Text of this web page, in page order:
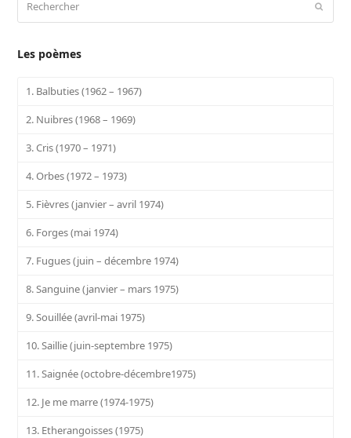
Les poèmes
1. Balbuties (1962 – 1967)
2. Nuibres (1968 – 1969)
3. Cris (1970 – 1971)
4. Orbes (1972 – 1973)
5. Fièvres (janvier – avril 1974)
6. Forges (mai 1974)
7. Fugues (juin – décembre 1974)
8. Sanguine (janvier – mars 1975)
9. Souillée (avril-mai 1975)
10. Saillie (juin-septembre 1975)
11. Saignée (octobre-décembre1975)
12. Je me marre (1974-1975)
13. Etherangoisses (1975)